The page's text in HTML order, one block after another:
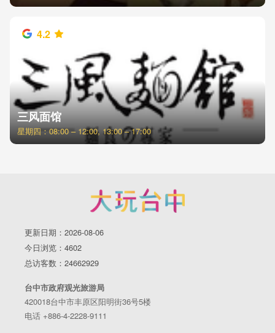
4.2
三风面馆
星期四：08:00 – 12:00, 13:00 – 17:00
更新日期：2026-08-06
今日浏览：4602
总访客数：24662929
台中市政府观光旅游局
420018台中市丰原区阳明街36号5楼
电话 +886-4-2228-9111